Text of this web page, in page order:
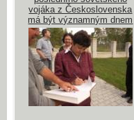
vojáka z Československa
má být významným dnem